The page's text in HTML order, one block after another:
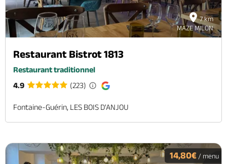
7 km
MAZE MILON
Restaurant Bistrot 1813
Restaurant traditionnel
4.9
(223)
Fontaine-Guérin, LES BOIS D'ANJOU
14,80€ / menu